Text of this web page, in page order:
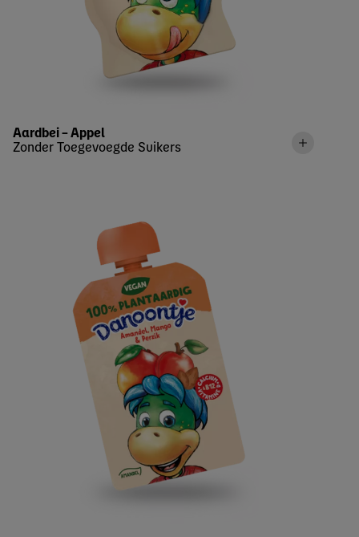
Zonder Toegevoegde Suikers
Aardbei – Appel